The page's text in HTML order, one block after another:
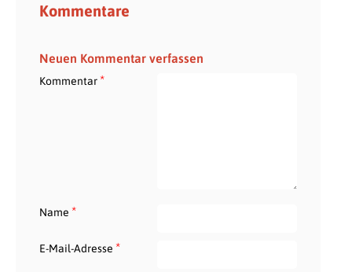
Kommentare
Neuen Kommentar verfassen
Kommentar*
Name *
E-Mail-Adresse *